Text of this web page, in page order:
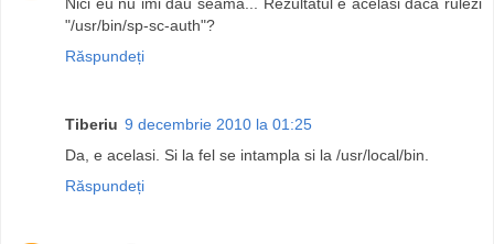
"/usr/bin/sp-sc-auth"?
Răspundeți
Tiberiu 9 decembrie 2010 la 01:25
Da, e acelasi. Si la fel se intampla si la /usr/local/bin.
Răspundeți